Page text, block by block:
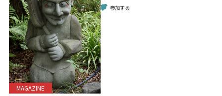
MAGAZINE
参加する